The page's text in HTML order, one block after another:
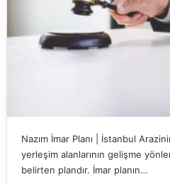
Nazım İmar Planı | İstanbul
yerleşim alanlarının gelişme
belirten plandır. İmar planın…